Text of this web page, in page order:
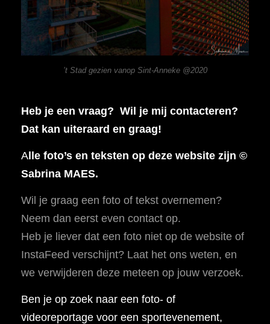
’t Stad gezien vanop Sint-Anneke @2020
Heb je een vraag? Wil je mij contacteren?
Dat kan uiteraard en graag!
Alle foto’s en teksten op deze website zijn ©
Sabrina MAES.
Wil je graag een foto of tekst overnemen?
Neem dan eerst even contact op.
Heb je liever dat een foto niet op de website of
InstaFeed verschijnt? Laat het ons weten, en
we verwijderen deze meteen op jouw verzoek.
Ben je op zoek naar een foto- of
videoreportage voor een sportevenement,